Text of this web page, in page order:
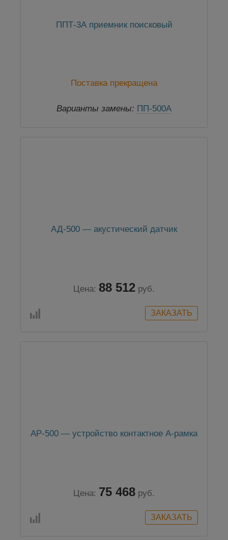
ППТ-3А приемник поисковый
Поставка прекращена
Варианты замены: ПП-500А
АД-500 — акустический датчик
Цена: 88 512 руб.
АР-500 — устройство контактное А-рамка
Цена: 75 468 руб.